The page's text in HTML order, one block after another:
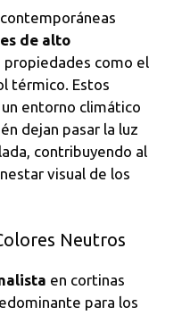
de alto
propiedades como el
térmico. Estos
entorno climático
dejan pasar la luz
contribuyendo al
visual de los
Neutros
en cortinas
para los